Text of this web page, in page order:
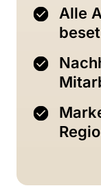
Alle